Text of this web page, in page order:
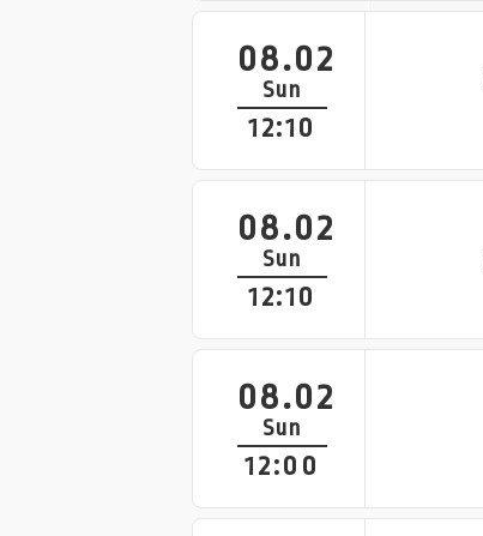
08.02
Sun
12:10
08.02
Sun
12:10
08.02
Sun
12:00